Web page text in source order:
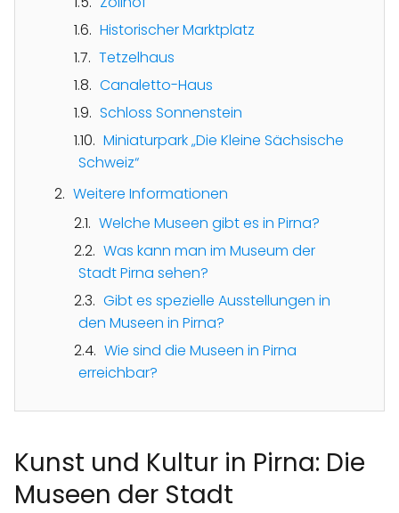
Historischer Marktplatz
Tetzelhaus
Canaletto-Haus
Schloss Sonnenstein
Miniaturpark „Die Kleine Sächsische
Schweiz“
Weitere Informationen
Welche Museen gibt es in Pirna?
Was kann man im Museum der
Stadt Pirna sehen?
Gibt es spezielle Ausstellungen in
den Museen in Pirna?
Wie sind die Museen in Pirna
erreichbar?
Kunst und Kultur in Pirna: Die
Museen der Stadt